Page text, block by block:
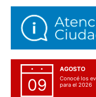
09
AGOSTO
Conocé los
para el 2026